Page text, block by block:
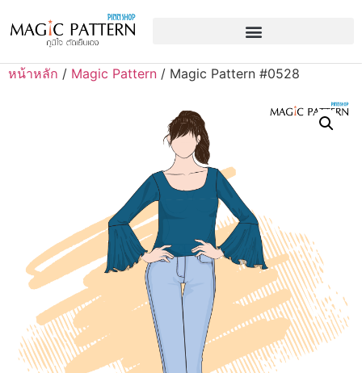
หน้าหลัก / Magic Pattern / Magic Pattern #0528